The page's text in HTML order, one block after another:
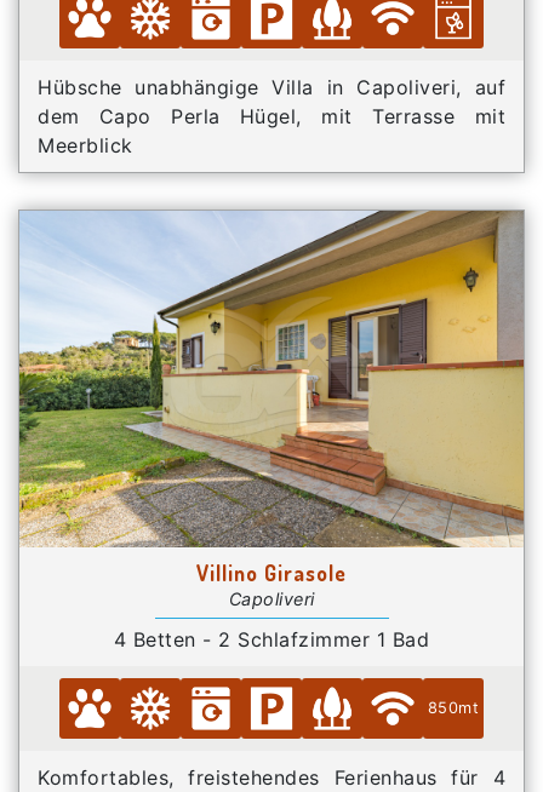
Hübsche unabhängige Villa in Capoliveri, auf
dem Capo Perla Hügel, mit Terrasse mit
Meerblick
Villino Girasole
Capoliveri
4 Betten - 2 Schlafzimmer 1 Bad
850mt
Komfortables, freistehendes Ferienhaus für 4